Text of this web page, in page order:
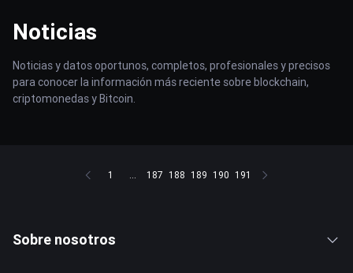
Noticias
Noticias y datos oportunos, completos, profesionales y precisos
para conocer la información más reciente sobre blockchain,
criptomonedas y Bitcoin.
1 ... 187 188 189 190 191
Sobre nosotros